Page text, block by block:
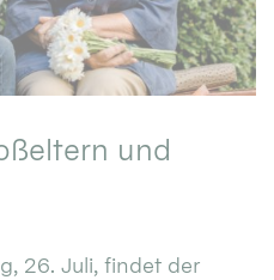
und
26. Juli, findet der